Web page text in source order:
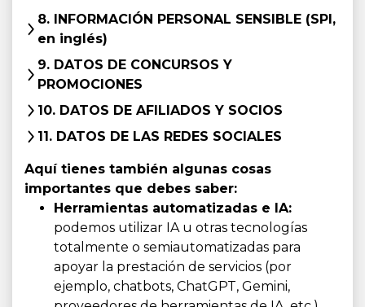
8. INFORMACIÓN PERSONAL SENSIBLE (SPI,
en inglés)
9. DATOS DE CONCURSOS Y
PROMOCIONES
10. DATOS DE AFILIADOS Y SOCIOS
11. DATOS DE LAS REDES SOCIALES
Aquí tienes también algunas cosas
importantes que debes saber:
Herramientas automatizadas e IA:
podemos utilizar IA u otras tecnologías
totalmente o semiautomatizadas para
apoyar la prestación de servicios (por
ejemplo, chatbots, ChatGPT, Gemini,